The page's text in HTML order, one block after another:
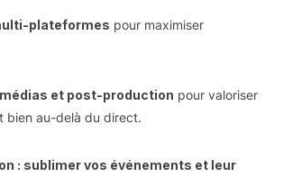
plateformes pour maximiser
et post-production pour valoriser
bien au-delà du direct.
: sublimer vos événements et leur